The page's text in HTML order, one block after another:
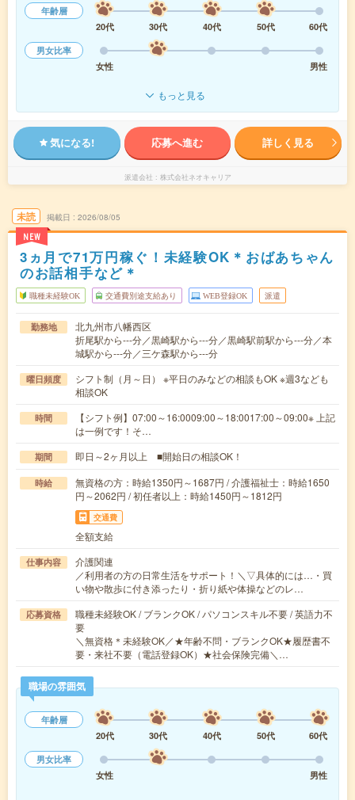
年齢層
20代
30代 40代 50代
60代
男女比率
女性
男性
もっと見る
気になる! 応募へ進む 詳しく見る
派遣会社 株式会社ネオキャリア
未読
NEW
掲載日 2026/08/05
3ヵ月で71万円稼ぐ！未経験OK＊おばあちゃん
のお話相手など＊
職種未経験OK 交通費別途支給あり WEB登録OK 派遣
勤務地
北九州市八幡西区
折尾駅から---分／黒崎駅から---分／黒崎駅前駅から---分／本
城駅から---分／三ケ森駅から---分
曜日頻度
シフト制（月～日） ※平日のみなどの相談もOK ※週3なども
相談OK
時間
【シフト例】07:00～16:0009:00～18:0017:00～09:00※ 上記
は一例です！そ…
期間 即日～2ヶ月以上 ■開始日の相談OK！
時給
無資格の方：時給1350円～1687円 / 介護福祉士：時給1650
円～2062円 / 初任者以上：時給1450円～1812円
交通費
全額支給
仕事内容
介護関連
／利用者の方の日常生活をサポート！＼▽具体的には…・買
い物や散歩に付き添ったり・折り紙や体操などのレ…
応募資格
職種未経験OK / ブランクOK / パソコンスキル不要 / 英語力不
要
＼無資格＊未経験OK／★年齢不問・ブランクOK★履歴書不
要・来社不要（電話登録OK）★社会保険完備＼…
職場の雰囲気
年齢層
20代
30代 40代 50代
60代
男女比率
女性
男性